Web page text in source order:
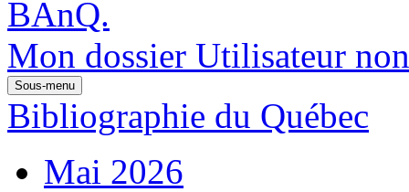
Mon dossier Utilisateur
Sous-menu
Bibliographie du Québec
Mai 2026